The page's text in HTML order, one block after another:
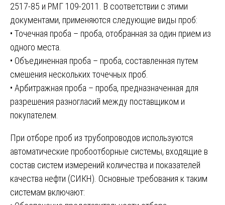
2517-85 и РМГ 109-2011. В соответствии с этими
документами, применяются следующие виды проб:
• Точечная проба – проба, отобранная за один прием из
одного места.
• Объединенная проба – проба, составленная путем
смешения нескольких точечных проб.
• Арбитражная проба – проба, предназначенная для
разрешения разногласий между поставщиком и
покупателем.
При отборе проб из трубопроводов используются
автоматические пробоотборные системы, входящие в
состав систем измерений количества и показателей
качества нефти (СИКН). Основные требования к таким
системам включают: